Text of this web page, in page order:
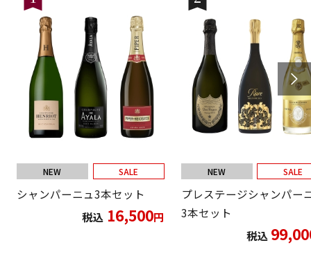
NEW SALE
シャンパーニュ3本セット
税込 16,500円
NEW SALE
プレステージシャンパー
3本セット
税込